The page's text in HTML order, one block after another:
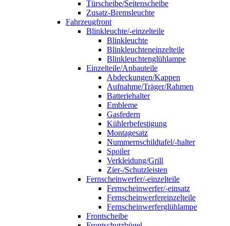
Türscheibe/Seitenscheibe
Zusatz-Bremsleuchte
Fahrzeugfront
Blinkleuchte/-einzelteile
Blinkleuchte
Blinkleuchteneinzelteile
Blinkleuchtenglühlampe
Einzelteile/Anbauteile
Abdeckungen/Kappen
Aufnahme/Träger/Rahmen
Batteriehalter
Embleme
Gasfedern
Kühlerbefestigung
Montagesatz
Nummernschildtafel/-halter
Spoiler
Verkleidung/Grill
Zier-/Schutzleisten
Fernscheinwerfer/-einzelteile
Fernscheinwerfer/-einsatz
Fernscheinwerfereinzelteile
Fernscheinwerferglühlampe
Frontscheibe